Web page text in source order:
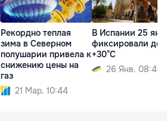
Рекордно теплая
зима в Северном
полушарии привела к
снижению цены на
газ
21 Мар. 10:44
В Испании 25
фиксировали до
+30°C
26 Янв. 08:40